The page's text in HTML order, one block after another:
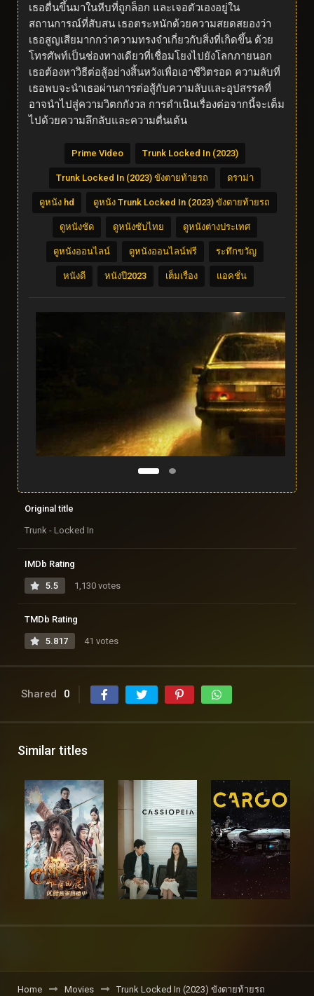
เธอตื่นขึ้นมาในหีบที่ถูกล็อก และเจอตัวเองอยู่ใน
สถานการณ์ที่สับสน เธอตระหนักด้วยความสยดสยองว่า
เธอสูญเสียมากกว่าความทรงจำเกี่ยวกับสิ่งที่เกิดขึ้น ด้วย
โทรศัพท์เป็นช่องทางเดียวที่เชื่อมโยงไปยังโลกภายนอก
เธอต้องหาวิธีต่อสู้อย่างสิ้นหวังเพื่อเอาชีวิตรอด ความลับที่
เธอพบจะนำเธอผ่านการต่อสู้กับความลับและอุปสรรคที่
อาจนำไปสู่ความวิตกกังวล การดำเนินเรื่องต่อจากนี้จะเต็ม
ไปด้วยความลึกลับและความตื่นเต้น
Prime Video Trunk Locked In (2023)
Trunk Locked In (2023) ขังตายท้ายรถ ดราม่า
ดูหนัง hd ดูหนัง Trunk Locked In (2023) ขังตายท้ายรถ
ดูหนังชัด ดูหนังซับไทย ดูหนังต่างประเทศ
ดูหนังออนไลน์ ดูหนังออนไลน์ฟรี ระทึกขวัญ
หนังดี หนังปี2023 เต็มเรื่อง แอคชั่น
Original title
Trunk - Locked In
IMDb Rating
5.5 1,130 votes
TMDb Rating
5.817 41 votes
Shared 0
Similar titles
Home Movies Trunk Locked In (2023) ขังตายท้ายรถ